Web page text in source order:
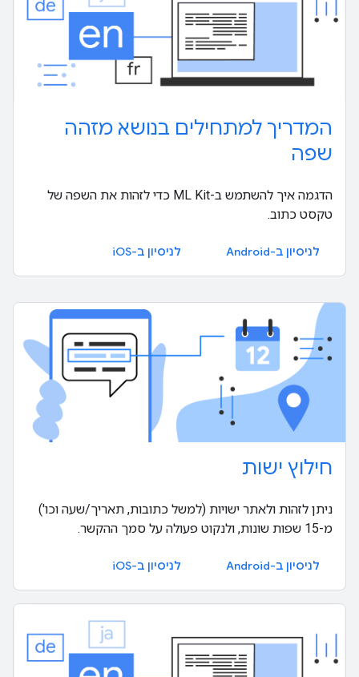
המדריך למתחילים בנושא מזהה
שפה
הדגמה איך להשתמש ב-ML Kit כדי לזהות את השפה של
טקסט כתוב.
לניסיון ב-Android לניסיון ב-iOS
חילוץ ישות
ניתן לזהות ולאתר ישויות (למשל כתובות, תאריך/שעה וכו')
מ-15 שפות שונות, ולנקוט פעולה על סמך ההקשר.
לניסיון ב-Android לניסיון ב-iOS